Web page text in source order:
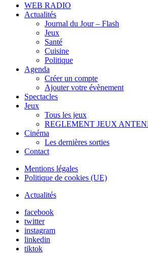
WEB RADIO
Actualités
Journal du Jour – Flash
Jeux
Santé
Cuisine
Politique
Agenda
Créer un compte
Ajouter votre évènement
Spectacles
Jeux
Tous les jeux
REGLEMENT JEUX
Cinéma
Les dernières sorties
Contact
Mentions légales
Politique de cookies (UE)
Actualités
facebook
twitter
instagram
linkedin
tiktok